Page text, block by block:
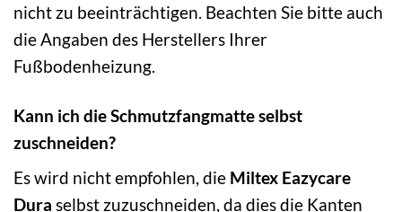
nicht zu beeinträchtigen. Beachten Sie bitte auch
die Angaben des Herstellers Ihrer
Fußbodenheizung.
Kann ich die Schmutzfangmatte selbst
zuschneiden?
Es wird nicht empfohlen, die Miltex Eazycare
Dura selbst zuzuschneiden, da dies die Kanten